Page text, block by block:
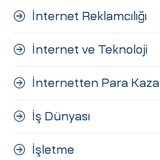
İnternet Reklamcılığı
İnternet ve Teknoloji
İnternetten Para
İş Dünyası
İşletme